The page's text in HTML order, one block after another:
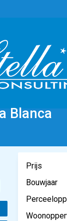
Blanca
Prijs
Bouwjaar